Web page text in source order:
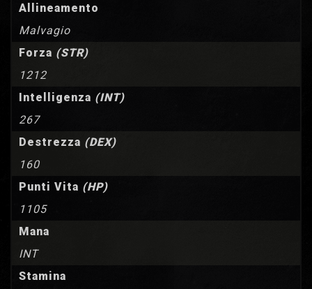
Allineamento
Malvagio
Forza (STR)
1212
Intelligenza (INT)
267
Destrezza (DEX)
160
Punti Vita (HP)
1105
Mana
INT
Stamina